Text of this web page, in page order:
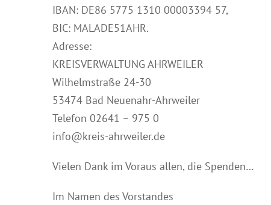
IBAN: DE86 5775 1310 00003394 57,
BIC: MALADE51AHR.
Adresse:
KREISVERWALTUNG AHRWEILER
Wilhelmstraße 24-30
53474 Bad Neuenahr-Ahrweiler
Telefon 02641 – 975 0
info@kreis-ahrweiler.de
Vielen Dank im Voraus allen, die Spenden…
Im Namen des Vorstandes